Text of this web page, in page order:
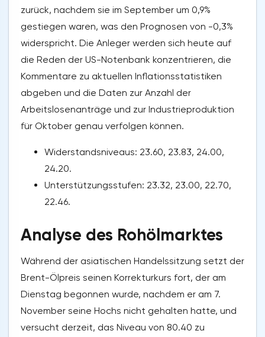
zurück, nachdem sie im September um 0,9%
gestiegen waren, was den Prognosen von -0,3%
widerspricht. Die Anleger werden sich heute auf
die Reden der US-Notenbank konzentrieren, die
Kommentare zu aktuellen Inflationsstatistiken
abgeben und die Daten zur Anzahl der
Arbeitslosenanträge und zur Industrieproduktion
für Oktober genau verfolgen können.
Widerstandsniveaus: 23.60, 23.83, 24.00,
24.20.
Unterstützungsstufen: 23.32, 23.00, 22.70,
22.46.
Analyse des Rohölmarktes
Während der asiatischen Handelssitzung setzt der
Brent-Ölpreis seinen Korrekturkurs fort, der am
Dienstag begonnen wurde, nachdem er am 7.
November seine Hochs nicht gehalten hatte, und
versucht derzeit, das Niveau von 80.40 zu